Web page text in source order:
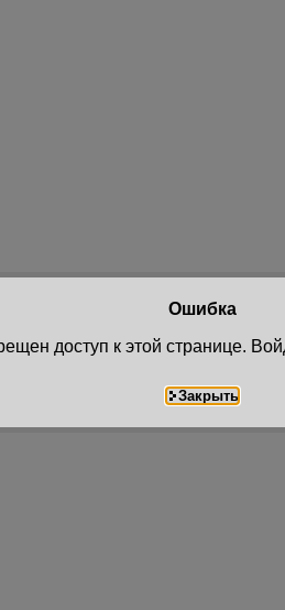
Ошибка
доступ к этой странице.